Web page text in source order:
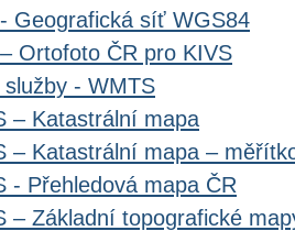
Geografická síť WGS84
Ortofoto ČR pro KIVS
- WMTS
– Katastrální mapa
– Katastrální mapa –
- Přehledová mapa ČR
– Základní topografické